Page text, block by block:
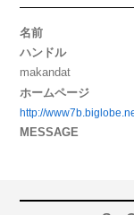
名前
ハンドル
makandat
ホームページ
http://
MESSAGE